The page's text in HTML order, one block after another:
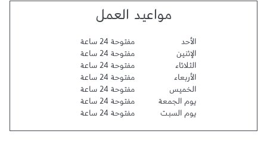
مواعيد العمل
الأحد
مفتوحة 24 ساعة
الإثنين
مفتوحة 24 ساعة
الثلاثاء
مفتوحة 24 ساعة
الأربعاء
مفتوحة 24 ساعة
الخميس
مفتوحة 24 ساعة
يوم الجمعة
مفتوحة 24 ساعة
يوم السبت
مفتوحة 24 ساعة